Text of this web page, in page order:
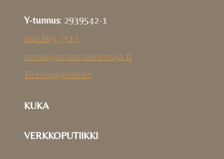
Y-tunnus: 2939542-1
040 865 7517
sanna@tavaravalmentaja.fi
Tietosuojaseloste
KUKA
VERKKOPUTIIKKI